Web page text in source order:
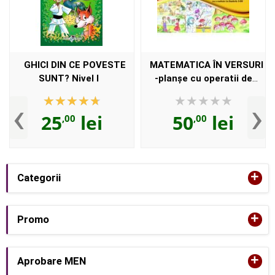
Categorii +
Promo +
Aprobare MEN +
‹
GHICI DIN CE POVESTE
SUNT? Nivel I
25,00 lei
MATEMATICA ÎN VERSURI
-planşe cu operatii de
limitele 1-10
50,00 lei ›